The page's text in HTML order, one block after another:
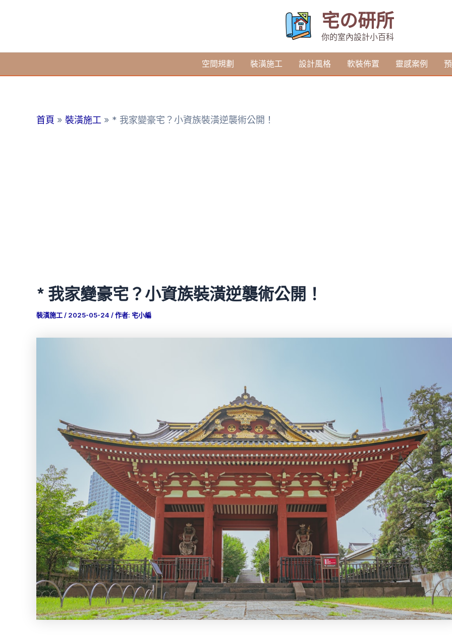
要
宅の研所
你的室內設計小百科
空間規劃 裝潢施工 設計風格 軟裝佈置 靈感案例
首頁 裝潢施工 * 我家變豪宅？小資族裝潢逆襲術公開！
* 我家變豪宅？小資族裝潢逆襲術公開！
裝潢施工/ 2025-05-24 / 作者: 宅小編